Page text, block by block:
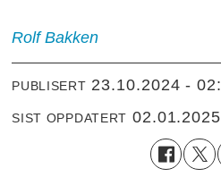
Rolf Bakken
PUBLISERT 23.10.2024 -
SIST OPPDATERT